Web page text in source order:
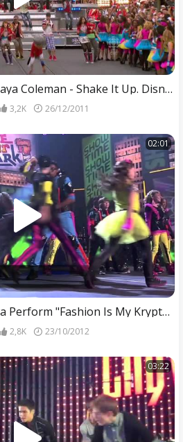
Bella Thorne and Zendaya Coleman - Shake It Up. Disney Christmas Parade 2011
3,2K 26/12/2011
02:01
Bella Thorne & Zendaya Perform "Fashion Is My Kryptonite" on Make Your Mark 2012
2,8K 23/10/2012
03:22